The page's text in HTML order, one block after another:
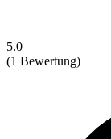
5.0
(1 Bewertung)